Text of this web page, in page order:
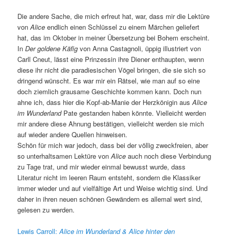
Die andere Sache, die mich erfreut hat, war, dass mir die Lektüre
vonAlice endlich einen Schlüssel zu einem Märchen geliefert
hat, das im Oktober in meiner Übersetzung bei Bohem erscheint.
InDer goldene Käfig von Anna Castagnoli, üppig illustriert von
Carll Cneut, lässt eine Prinzessin ihre Diener enthaupten, wenn
diese ihr nicht die paradiesischen Vögel bringen, die sie sich so
dringend wünscht. Es war mir ein Rätsel, wie man auf so eine
doch ziemlich grausame Geschichte kommen kann. Doch nun
ahne ich, dass hier die Kopf-ab-Manie der Herzkönigin ausAlice
im WunderlandPate gestanden haben könnte. Vielleicht werden
mir andere diese Ahnung bestätigen, vielleicht werden sie mich
auf wieder andere Quellen hinweisen.
Schön für mich war jedoch, dass bei der völlig zweckfreien, aber
so unterhaltsamen Lektüre vonAlice auch noch diese Verbindung
zu Tage trat, und mir wieder einmal bewusst wurde, dass
Literatur nicht im leeren Raum entsteht, sondern die Klassiker
immer wieder und auf vielfältige Art und Weise wichtig sind. Und
daher in ihren neuen schönen Gewändern es allemal wert sind,
gelesen zu werden.
Lewis Carroll:Alice im Wunderland&Alice hinter den